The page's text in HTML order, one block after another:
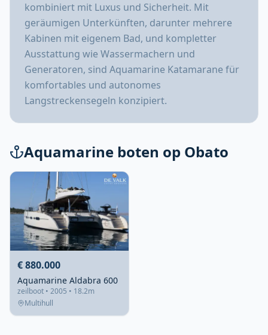
kombiniert mit Luxus und Sicherheit. Mit
geräumigen Unterkünften, darunter mehrere
Kabinen mit eigenem Bad, und kompletter
Ausstattung wie Wassermachern und
Generatoren, sind Aquamarine Katamarane für
komfortables und autonomes
Langstreckensegeln konzipiert.
Aquamarine boten op Obato
€ 880.000
Aquamarine Aldabra 600
zeilboot • 2005 • 18.2m
Multihull